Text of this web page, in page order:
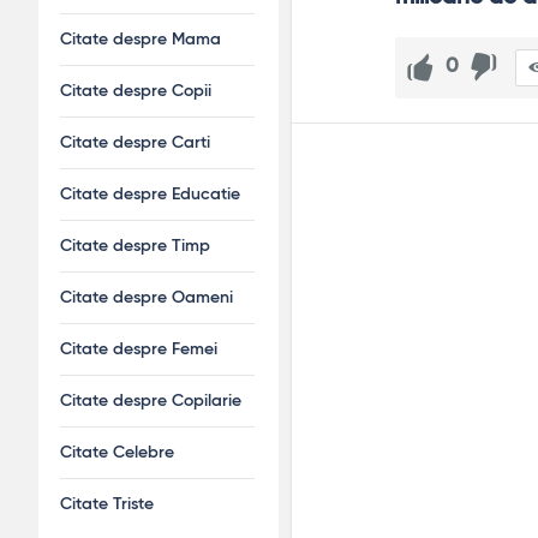
0
Citate despre Mama
Citate despre Copii
Citate despre Carti
Citate despre Educatie
Citate despre Timp
Citate despre Oameni
Citate despre Femei
Citate despre Copilarie
Citate Celebre
Citate Triste